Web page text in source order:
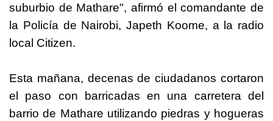
suburbio de Mathare", afirmó el comandante de
la Policía de Nairobi, Japeth Koome, a la radio
local Citizen.
Esta mañana, decenas de ciudadanos cortaron
el paso con barricadas en una carretera del
barrio de Mathare utilizando piedras y hogueras